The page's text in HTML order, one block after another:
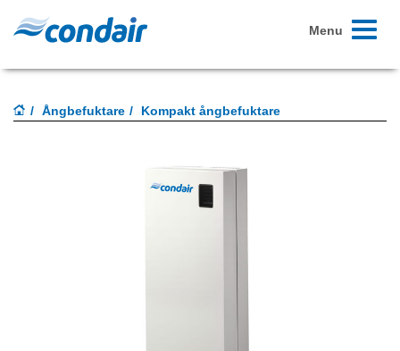
Toggle
Menu
Ångbefuktare Kompakt ångbefuktare